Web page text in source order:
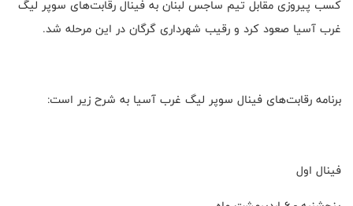
کسب پیروزی مقابل تیم ساجس لبنان به فینال رقابت‌های سوپر لیگ
غرب آسیا صعود کرد و رقیب شهرداری گرگان در این مرحله شد.
برنامه رقابت‌های فینال سوپر لیگ غرب آسیا به شرح زیر است:
فینال اول